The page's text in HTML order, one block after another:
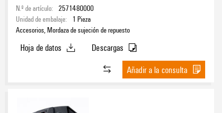
N.º de artículo: 2571480000
Unidad de embalaje:
1 Pieza
Accesorios, Mordaza de sujeción de repuesto
Hoja de datos
Descargas
Añadir a la consulta